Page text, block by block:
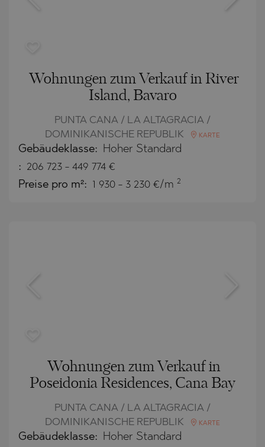
Wohnungen zum Verkauf in River
Island, Bavaro
PUNTA CANA / LA ALTAGRACIA /
DOMINIKANISCHE REPUBLIK
KARTE
Gebäudeklasse: Hoher Standard
: 206 723 - 449 774 €
Preise pro m²: 1 930 - 3 230 €/m 2
Wohnungen zum Verkauf in
Poseidonia Residences, Cana Bay
PUNTA CANA / LA ALTAGRACIA /
DOMINIKANISCHE REPUBLIK
KARTE
Gebäudeklasse: Hoher Standard